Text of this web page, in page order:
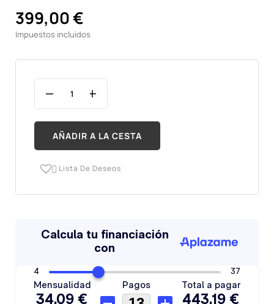
399,00 €
Impuestos incluidos
AÑADIR A LA CESTA
 Lista De Deseos